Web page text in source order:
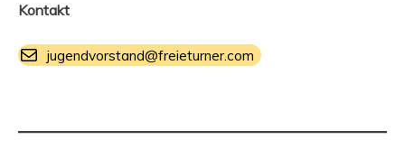
Kontakt
jugendvorstand@freieturner.com